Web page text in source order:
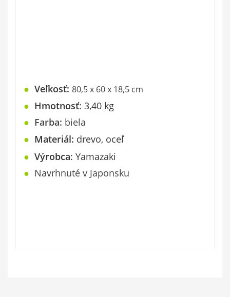
● Veľkosť: 80,5 x 60 x 18,5 cm
● Hmotnosť: 3,40 kg
● Farba: biela
● Materiál: drevo, oceľ
● Výrobca: Yamazaki
● Navrhnuté v Japonsku